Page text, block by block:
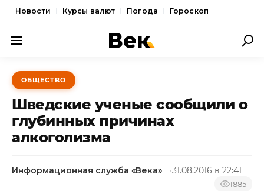
Новости Курсы валют Погода Гороскоп
ПОЛИТИКА
ЭКОНОМИКА
ОБЩЕСТВО
СПОРТ
ОБЩЕСТВО
Шведские ученые сообщили о
глубинных причинах
алкоголизма
Информационная служба «Века» 31.08.2016 в 22:41
1885